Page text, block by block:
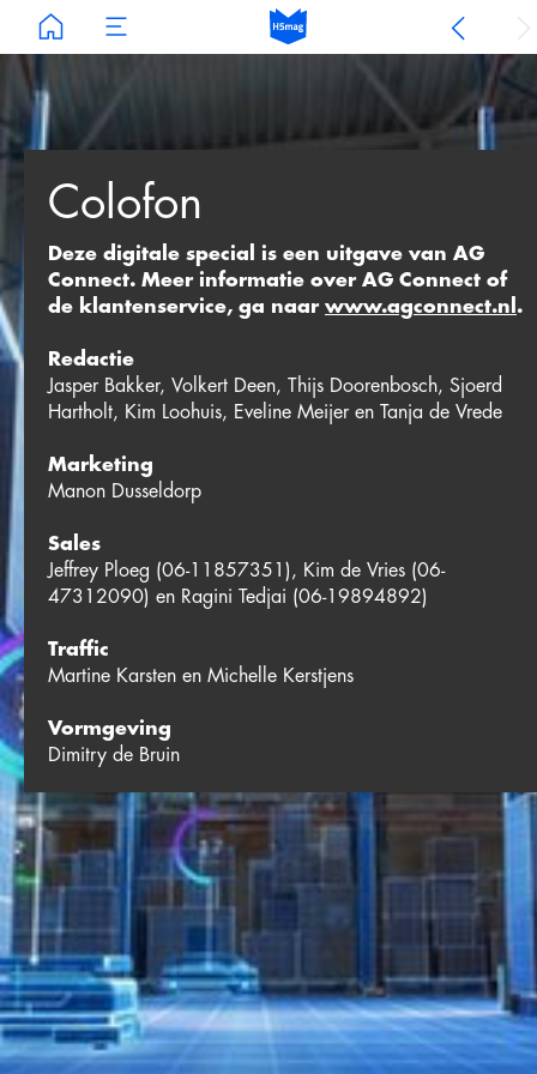
Colofon
Deze digitale special is een uitgave van AG
Connect. Meer informatie over AG Connect of
de klantenservice, ga naar www.agconnect.nl .
Redactie
Jasper Bakker, Volkert Deen, Thijs Doorenbosch, Sjoerd
Hartholt, Kim Loohuis, Eveline Meijer en Tanja de Vrede
Marketing
Manon Dusseldorp
Sales
Jeffrey Ploeg (06-11857351), Kim de Vries (06-
47312090) en Ragini Tedjai (06-19894892)
Traffic
Martine Karsten en Michelle Kerstjens
Vormgeving
Dimitry de Bruin